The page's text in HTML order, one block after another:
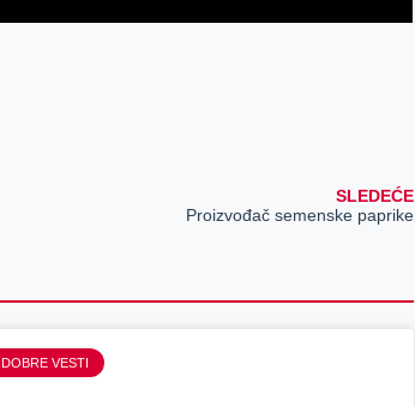
SLEDEĆE
Proizvođač semenske paprike
DOBRE VESTI